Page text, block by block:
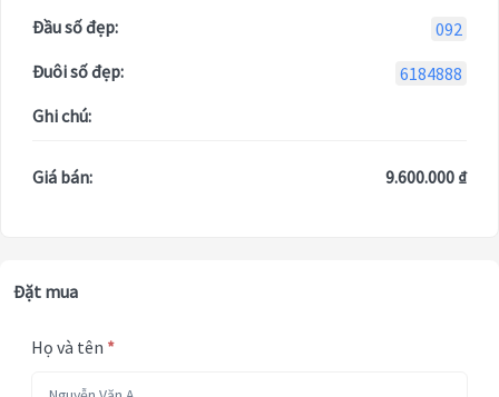
Đầu số đẹp:
092
Đuôi số đẹp:
6184888
Ghi chú:
Giá bán: 9.600.000 ₫
Đặt mua
Họ và tên *